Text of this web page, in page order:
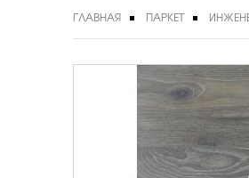
ГЛАВНАЯ ПАРКЕТ